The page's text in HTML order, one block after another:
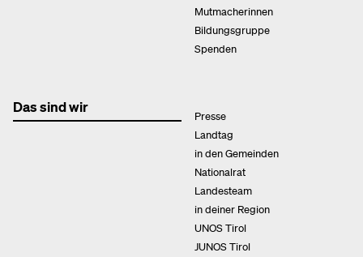
Mutmacherinnen
Bildungsgruppe
Spenden
Das sind wir
Presse
Landtag
in den Gemeinden
Nationalrat
Landesteam
in deiner Region
UNOS Tirol
JUNOS Tirol